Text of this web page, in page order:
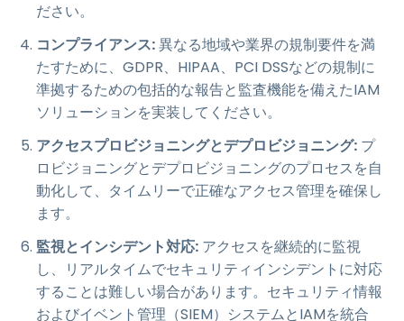
ださい。
コンプライアンス:異なる地域や業界の規制要件を満
たすために、GDPR、HIPAA、PCI DSSなどの規制に
準拠するための包括的な報告と監査機能を備えたIAM
ソリューションを実装してください。
アクセスプロビジョニングとデプロビジョニング: プ
ロビジョニングとデプロビジョニングのプロセスを自
動化して、タイムリーで正確なアクセス管理を確保し
ます。
監視とインシデント対応: アクセスを継続的に監視
し、リアルタイムでセキュリティインシデントに対応
することは難しい場合があります。セキュリティ情報
およびイベント管理（SIEM）システムとIAMを統合